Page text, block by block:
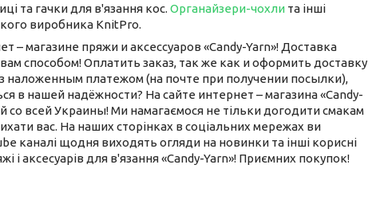
та гачки для в'язання кос. Органайзери-чохли та інші
виробника KnitPro.
магазине пряжи и аксессуаров «Сandy-Yarn»! Доставка
способом! Оплатить заказ, так же как и оформить доставку
платежом (на почте при получении посылки),
в нашей надёжности? На сайте интернет – магазина «Candy-
всей Украины! Ми намагаємося не тільки догодити смакам
вас. На наших сторінках в соціальних мережах ви
каналі щодня виходять огляди на новинки та інші корисні
і аксесуарів для в'язання «Candy-Yarn»! Приємних покупок!